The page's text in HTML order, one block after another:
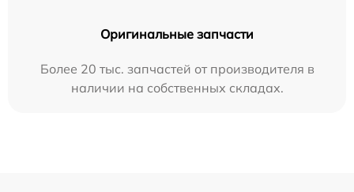
Оригинальные запчасти
Более 20 тыс. запчастей от производителя в
наличии на собственных складах.